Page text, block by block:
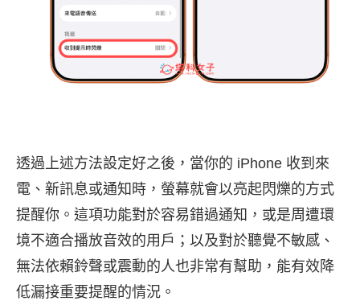
透過上述方法設定好之後，當你的 iPhone 收到來
電、新訊息或通知時，螢幕就會以亮起閃爍的方式
提醒你。這項功能對於容易錯過通知，或是周遭環
境不適合播放音效的用戶；以及對於聽覺不敏感、
無法依賴鈴聲或震動的人也非常有幫助，能有效降
低漏接重要提醒的情況。